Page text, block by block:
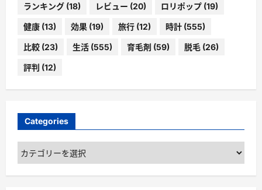
ランキング (18) レビュー (20) ロリポップ (19)
健康 (13) 効果 (19) 旅行 (12) 時計 (555)
比較 (23) 生活 (555) 育毛剤 (59) 脱毛 (26)
評判 (12)
Categories
Categories